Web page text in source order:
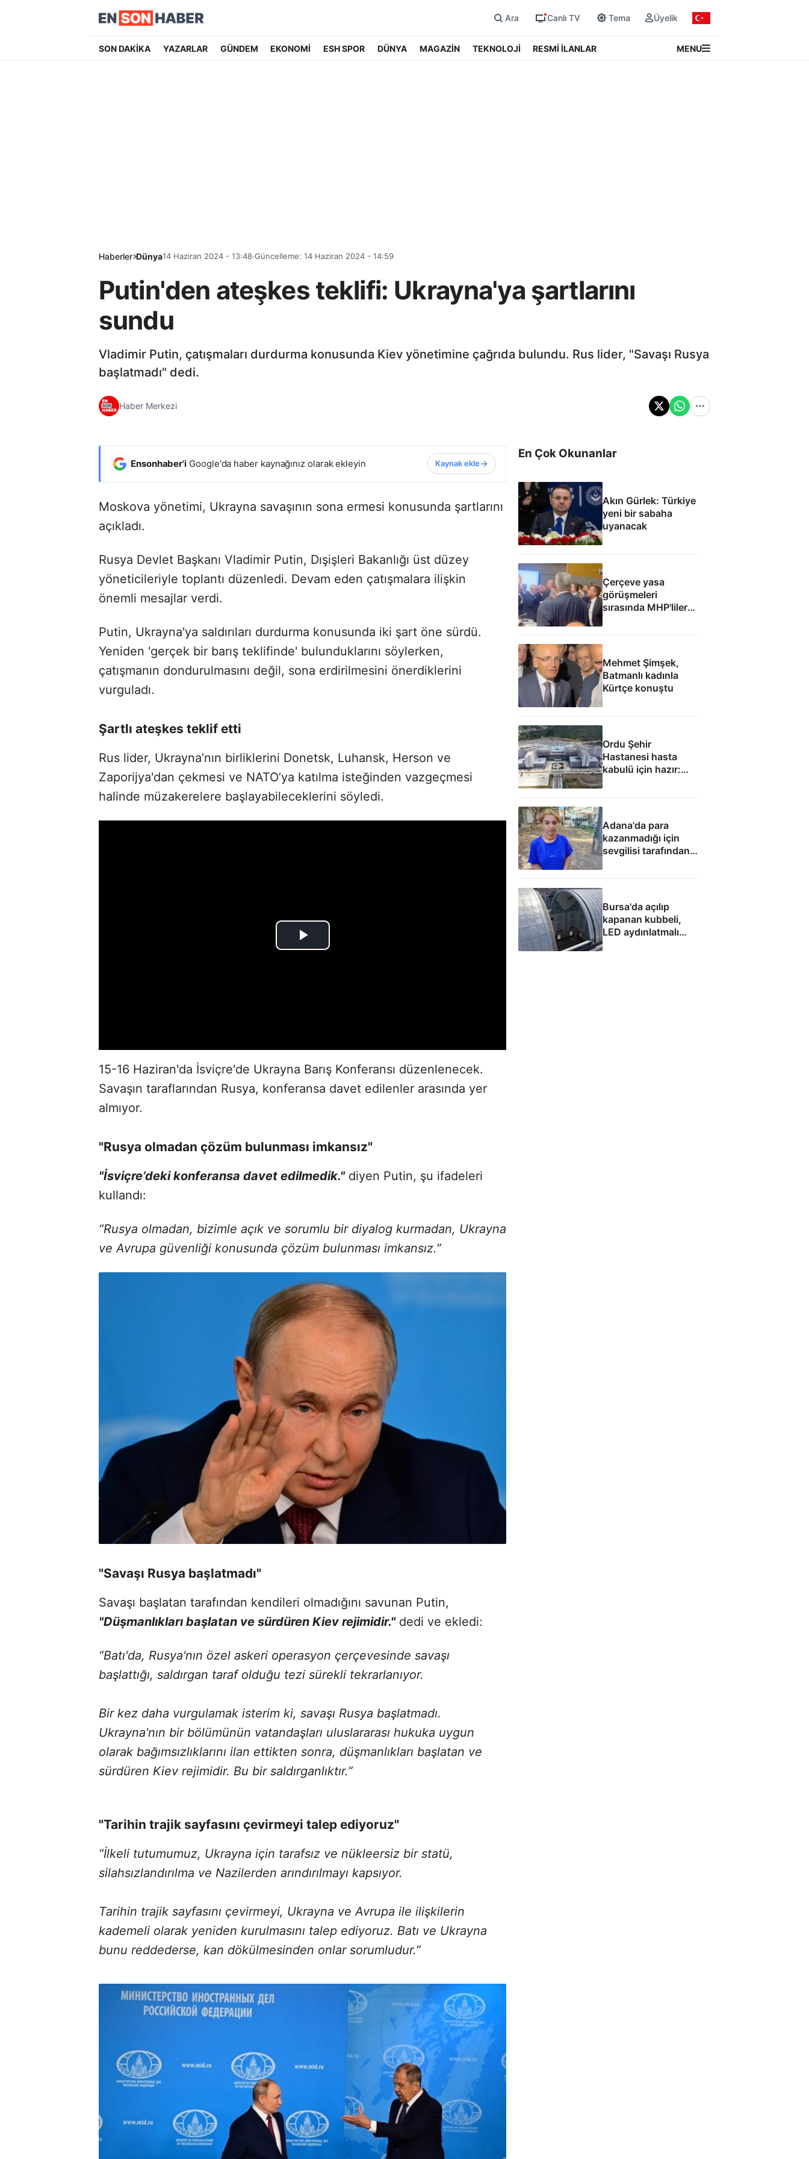
Ara Canlı TV Tema Üyelik
SON DAKİKA YAZARLAR GÜNDEM EKONOMİ ESH SPOR DÜNYA MAGAZİN TEKNOLOJİ RESMİ İLANLAR MENU
Haberler Dünya14 Haziran 2024 - 13:48 Güncelleme: 14 Haziran 2024 - 14:59
Putin'den ateşkes teklifi: Ukrayna'ya şartlarını
sundu
Vladimir Putin, çatışmaları durdurma konusunda Kiev yönetimine çağrıda bulundu. Rus lider, "Savaşı Rusya
başlatmadı" dedi.
Haber Merkezi
Ensonhaber'i Google'da haber kaynağınız olarak ekleyin Kaynak ekle
Moskova yönetimi, Ukrayna savaşının sona ermesi konusunda şartlarını
açıkladı.
Rusya Devlet Başkanı Vladimir Putin, Dışişleri Bakanlığı üst düzey
yöneticileriyle toplantı düzenledi. Devam eden çatışmalara ilişkin
önemli mesajlar verdi.
Putin, Ukrayna'ya saldırıları durdurma konusunda iki şart öne sürdü.
Yeniden 'gerçek bir barış teklifinde' bulunduklarını söylerken,
çatışmanın dondurulmasını değil, sona erdirilmesini önerdiklerini
vurguladı.
Şartlı ateşkes teklif etti
Rus lider, Ukrayna’nın birliklerini Donetsk, Luhansk, Herson ve
Zaporijya'dan çekmesi ve NATO’ya katılma isteğinden vazgeçmesi
halinde müzakerelere başlayabileceklerini söyledi.
15-16 Haziran'da İsviçre'de Ukrayna Barış Konferansı düzenlenecek.
Savaşın taraflarından Rusya, konferansa davet edilenler arasında yer
almıyor.
"Rusya olmadan çözüm bulunması imkansız"
"İsviçre’deki konferansa davet edilmedik."diyen Putin, şu ifadeleri
kullandı:
“Rusya olmadan, bizimle açık ve sorumlu bir diyalog kurmadan, Ukrayna
ve Avrupa güvenliği konusunda çözüm bulunması imkansız.”
"Savaşı Rusya başlatmadı"
Savaşı başlatan tarafından kendileri olmadığını savunan Putin,
"Düşmanlıkları başlatan ve sürdüren Kiev rejimidir."dedi ve ekledi:
“Batı'da, Rusya'nın özel askeri operasyon çerçevesinde savaşı
başlattığı, saldırgan taraf olduğu tezi sürekli tekrarlanıyor.
Bir kez daha vurgulamak isterim ki, savaşı Rusya başlatmadı.
Ukrayna'nın bir bölümünün vatandaşları uluslararası hukuka uygun
olarak bağımsızlıklarını ilan ettikten sonra, düşmanlıkları başlatan ve
sürdüren Kiev rejimidir. Bu bir saldırganlıktır.”
"Tarihin trajik sayfasını çevirmeyi talep ediyoruz"
“İlkeli tutumumuz, Ukrayna için tarafsız ve nükleersiz bir statü,
silahsızlandırılma ve Nazilerden arındırılmayı kapsıyor.
Tarihin trajik sayfasını çevirmeyi, Ukrayna ve Avrupa ile ilişkilerin
kademeli olarak yeniden kurulmasını talep ediyoruz. Batı ve Ukrayna
bunu reddederse, kan dökülmesinden onlar sorumludur.”
En Çok Okunanlar
Akın Gürlek: Türkiye
yeni bir sabaha
uyanacak
Çerçeve yasa
görüşmeleri
sırasında MHP'liler
Mehmet Şimşek,
Batmanlı kadınla
Kürtçe konuştu
Ordu Şehir
Hastanesi hasta
kabulü için hazır:
Eylül ayında
hedefleniyor
Adana'da para
kazanmadığı için
sevgilisi tarafından
Bursa'da açılıp
kapanan kubbeli,
LED aydınlatmalı
cami